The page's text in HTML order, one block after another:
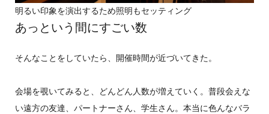
明るい印象を演出するため照明もセッティング
あっという間にすごい数
そんなことをしていたら、開催時間が近づいてきた。
会場を覗いてみると、どんどん人数が増えていく。普段会えな
い遠方の友達、パートナーさん、学生さん。本当に色んなバラ